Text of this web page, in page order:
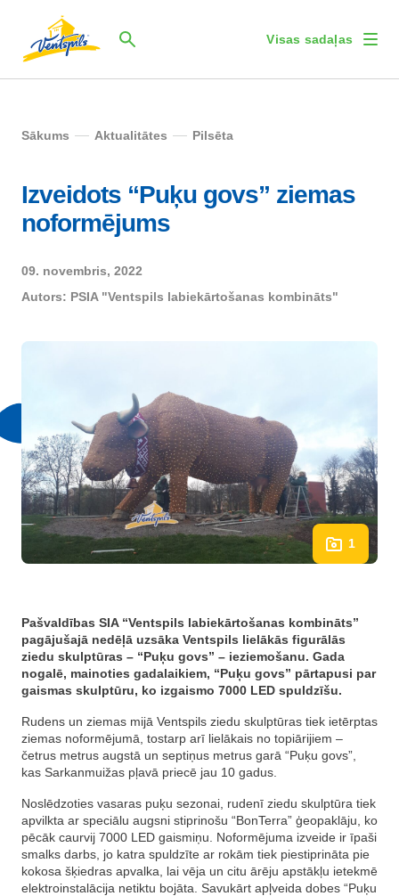
Visas sadaļas
Sākums Aktualitātes Pilsēta
Izveidots “Puķu govs” ziemas
noformējums
09. novembris, 2022
Autors: PSIA "Ventspils labiekārtošanas kombināts"
1
Pašvaldības SIA “Ventspils labiekārtošanas kombināts”
pagājušajā nedēļā uzsāka Ventspils lielākās figurālās
ziedu skulptūras – “Puķu govs” – ieziemošanu. Gada
nogalē, mainoties gadalaikiem, “Puķu govs” pārtapusi par
gaismas skulptūru, ko izgaismo 7000 LED spuldzīšu.
Rudens un ziemas mijā Ventspils ziedu skulptūras tiek ietērptas
ziemas noformējumā, tostarp arī lielākais no topiārijiem –
četrus metrus augstā un septiņus metrus garā “Puķu govs”,
kas Sarkanmuižas pļavā priecē jau 10 gadus.
Noslēdzoties vasaras puķu sezonai, rudenī ziedu skulptūra tiek
apvilkta ar speciālu augsni stiprinošu “BonTerra” ģeopaklāju, ko
pēcāk caurvij 7000 LED gaismiņu. Noformējuma izveide ir īpaši
smalks darbs, jo katra spuldzīte ar rokām tiek piestiprināta pie
kokosa šķiedras apvalka, lai vēja un citu ārēju apstākļu ietekmē
elektroinstalācija netiktu bojāta. Savukārt apļveida dobes “Puķu